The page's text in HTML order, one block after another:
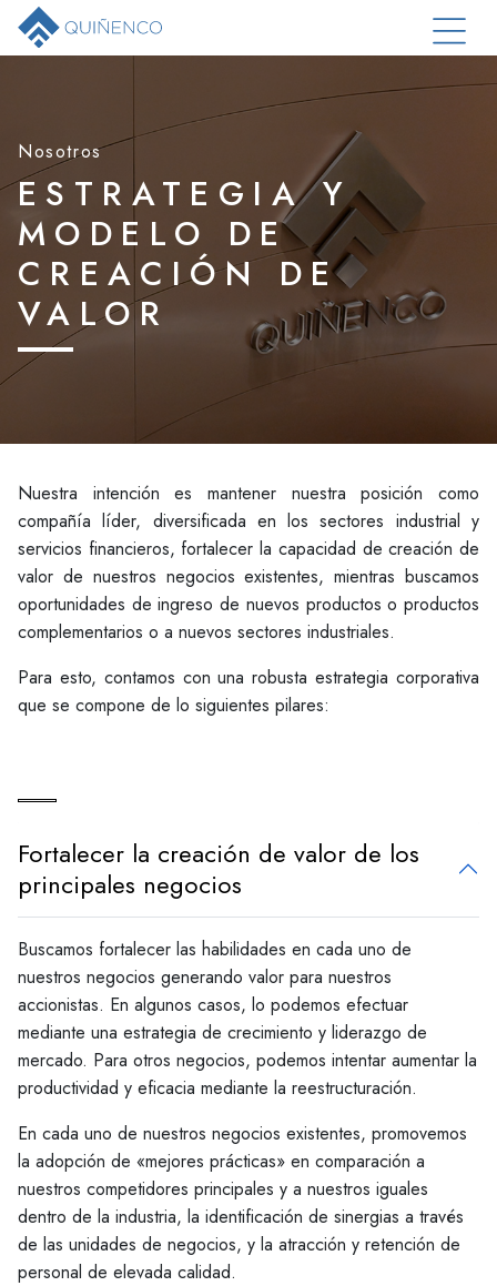
Nosotros
ESTRATEGIA Y
MODELO DE
CREACIÓN DE
VALOR
Nuestra intención es mantener nuestra posición como
compañía líder, diversificada en los sectores industrial y
servicios financieros, fortalecer la capacidad de creación de
valor de nuestros negocios existentes, mientras buscamos
oportunidades de ingreso de nuevos productos o productos
complementarios o a nuevos sectores industriales.
Para esto, contamos con una robusta estrategia corporativa
que se compone de lo siguientes pilares:
Fortalecer la creación de valor de los
principales negocios
Buscamos fortalecer las habilidades en cada uno de
nuestros negocios generando valor para nuestros
accionistas. En algunos casos, lo podemos efectuar
mediante una estrategia de crecimiento y liderazgo de
mercado. Para otros negocios, podemos intentar aumentar la
productividad y eficacia mediante la reestructuración.
En cada uno de nuestros negocios existentes, promovemos
la adopción de «mejores prácticas» en comparación a
nuestros competidores principales y a nuestros iguales
dentro de la industria, la identificación de sinergias a través
de las unidades de negocios, y la atracción y retención de
personal de elevada calidad.